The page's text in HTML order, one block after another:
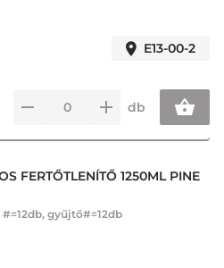
E13-00-2
db
FERTŐTLENÍTŐ 1250ML PINE
#=12db, gyűjtő#=12db